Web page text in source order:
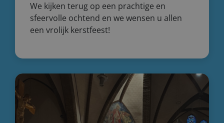
We kijken terug op een prachtige en
sfeervolle ochtend en we wensen u allen
een vrolijk kerstfeest!